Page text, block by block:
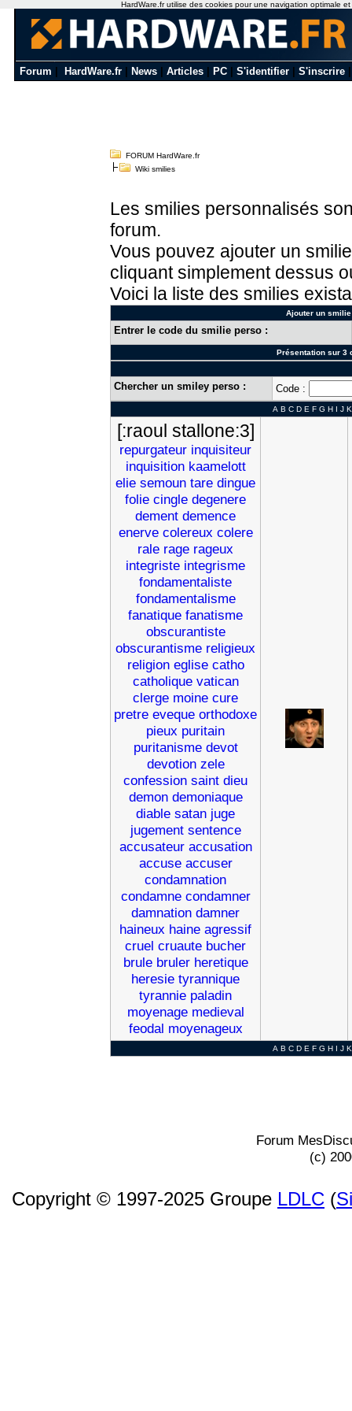
Forum HardWare.fr News Articles PC S'identifier S'inscrire
FORUM HardWare.fr
Wiki smilies
Les smilies personnalisés
forum.
Vous pouvez ajouter un
cliquant simplement dessus
Voici la liste des smilies
Ajouter un
Entrer le code du smilie perso :
Présentation sur 3
Chercher un smiley perso : Code :
A B C D E F G H I J K
[:raoul stallone:3]
repurgateur inquisiteur
inquisition kaamelott
elie semoun tare dingue
folie cingle degenere
dement demence
enerve colereux colere
rale rage rageux
integriste integrisme
fondamentaliste
fondamentalisme
fanatique fanatisme
obscurantiste
obscurantisme religieux
religion eglise catho
catholique vatican
clerge moine cure
pretre eveque orthodoxe
pieux puritain
puritanisme devot
devotion zele
confession saint dieu
demon demoniaque
diable satan juge
jugement sentence
accusateur accusation
accuse accuser
condamnation
condamne condamner
damnation damner
haineux haine agressif
cruel cruaute bucher
brule bruler heretique
heresie tyrannique
tyrannie paladin
moyenage medieval
feodal moyenageux
A B C D E F G H I J K
Forum
(c)
Copyright © 1997-2025 Groupe LDLC (
HardWare.fr utilise des cookies pour une navigation optimale